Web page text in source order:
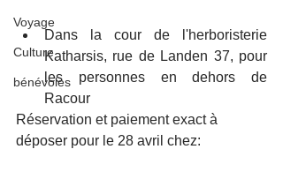
Voyage
Culture
bénévoles
Dans la cour de l'herboristerie
Katharsis, rue de Landen 37, pour
les personnes en dehors de
Racour
Réservation et paiement exact à
déposer pour le 28 avril chez: